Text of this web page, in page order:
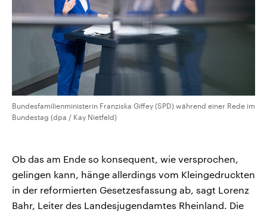
Bundesfamilienministerin Franziska Giffey (SPD) während einer Rede im
Bundestag (dpa / Kay Nietfeld)
Ob das am Ende so konsequent, wie versprochen,
gelingen kann, hänge allerdings vom Kleingedruckten
in der reformierten Gesetzesfassung ab, sagt Lorenz
Bahr, Leiter des Landesjugendamtes Rheinland. Die